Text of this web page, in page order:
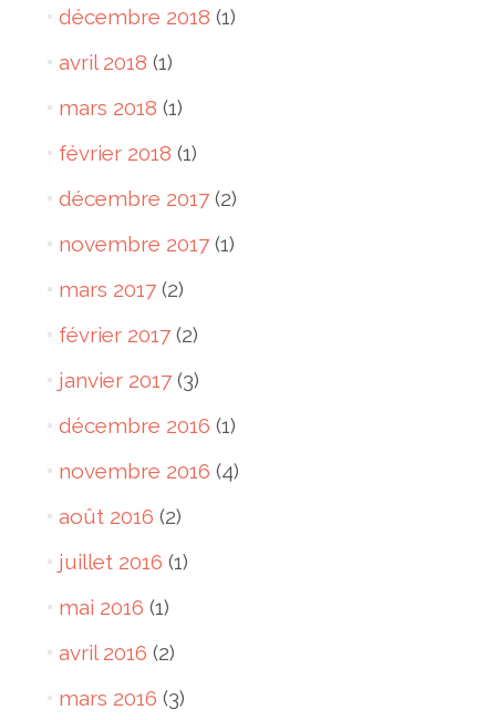
décembre 2018 (1)
avril 2018 (1)
mars 2018 (1)
février 2018 (1)
décembre 2017(2)
novembre 2017(1)
mars 2017(2)
février 2017(2)
janvier 2017(3)
décembre 2016 (1)
novembre 2016 (4)
août 2016 (2)
juillet 2016 (1)
mai 2016 (1)
avril 2016 (2)
mars 2016 (3)